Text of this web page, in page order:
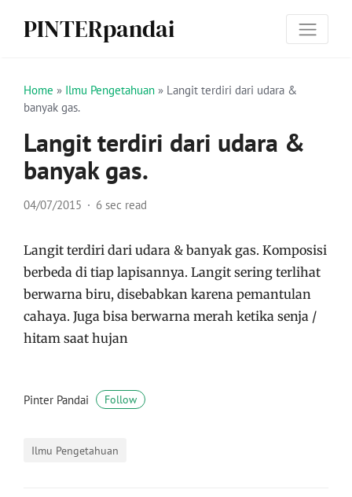
PINTERpandai
Home » Ilmu Pengetahuan » Langit terdiri dari udara &
banyak gas.
Langit terdiri dari udara &
banyak gas.
04/07/2015 6 sec read
Langit terdiri dari udara & banyak gas. Komposisi
berbeda di tiap lapisannya. Langit sering terlihat
berwarna biru, disebabkan karena pemantulan
cahaya. Juga bisa berwarna merah ketika senja /
hitam saat hujan
Pinter Pandai Follow
Ilmu Pengetahuan